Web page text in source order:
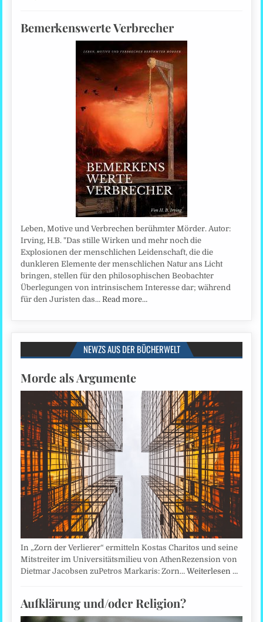
Bemerkenswerte Verbrecher
Leben, Motive und Verbrechen berühmter Mörder. Autor:
Irving, H.B. "Das stille Wirken und mehr noch die
Explosionen der menschlichen Leidenschaft, die die
dunkleren Elemente der menschlichen Natur ans Licht
bringen, stellen für den philosophischen Beobachter
Überlegungen von intrinsischem Interesse dar; während
für den Juristen das…Read more…
NEWZS AUS DER BÜCHERWELT
Morde als Argumente
In „Zorn der Verlierer“ ermitteln Kostas Charitos und seine
Mitstreiter im Universitätsmilieu von AthenRezension von
Dietmar Jacobsen zuPetros Markaris: Zorn…Weiterlesen …
Aufklärung und/oder Religion?